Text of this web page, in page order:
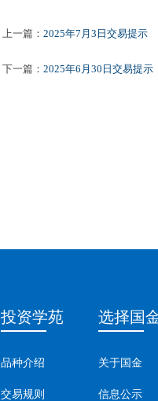
上一篇： 2025年7月3日交易提示
下一篇： 2025年6月30日交易提示
投资学苑
品种介绍
交易规则
选择国
关于国金
信息公示